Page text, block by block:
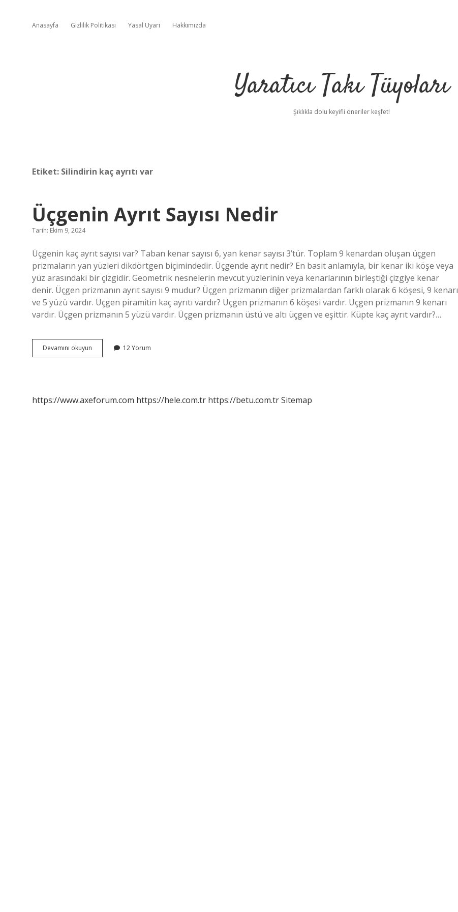
Anasayfa Gizlilik Politikası Yasal Uyarı Hakkımızda
Yaratıcı Takı Tüyoları
Şıklıkla dolu keyifli öneriler keşfet!
Etiket: Silindirin kaç ayrıtı var
Üçgenin Ayrıt Sayısı Nedir
Tarih: Ekim 9, 2024
Üçgenin kaç ayrıt sayısı var? Taban kenar sayısı 6, yan kenar sayısı 3’tür. Toplam 9 kenardan oluşan üçgen
prizmaların yan yüzleri dikdörtgen biçimindedir. Üçgende ayrıt nedir? En basit anlamıyla, bir kenar iki köşe veya
yüz arasındaki bir çizgidir. Geometrik nesnelerin mevcut yüzlerinin veya kenarlarının birleştiği çizgiye kenar
denir. Üçgen prizmanın ayrıt sayısı 9 mudur? Üçgen prizmanın diğer prizmalardan farklı olarak 6 köşesi, 9 kenarı
ve 5 yüzü vardır. Üçgen piramitin kaç ayrıtı vardır? Üçgen prizmanın 6 köşesi vardır. Üçgen prizmanın 9 kenarı
vardır. Üçgen prizmanın 5 yüzü vardır. Üçgen prizmanın üstü ve altı üçgen ve eşittir. Küpte kaç ayrıt vardır?…
Devamını okuyun Üçgenin
Ayrıt
12 Yorum
https://www.axeforum.com https://hele.com.tr https://betu.com.trSitemap